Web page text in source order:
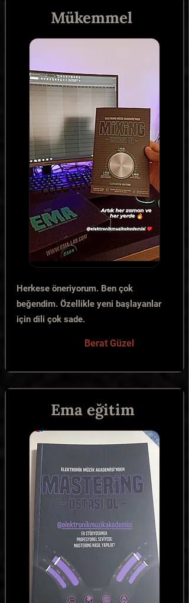
Mükemmel
Herkese öneriyorum. Ben çok
beğendim. Özellikle yeni başlayanlar
için dili çok sade.
Berat Güzel
Ema eğitim